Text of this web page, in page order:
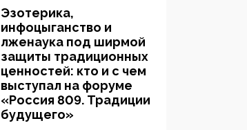
Эзотерика,
инфоцыганство и
лженаука под ширмой
защиты традиционных
ценностей: кто и с чем
выступал на форуме
«Россия 809. Традиции
будущего»